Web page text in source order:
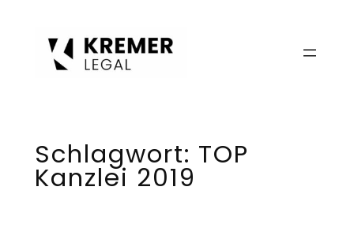
Schlagwort: TOP
Kanzlei 2019